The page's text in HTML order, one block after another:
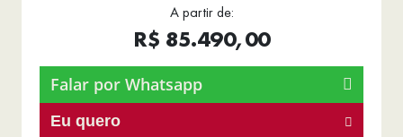
A partir de:
R$ 85.490,00
Falar por Whatsapp
Eu quero